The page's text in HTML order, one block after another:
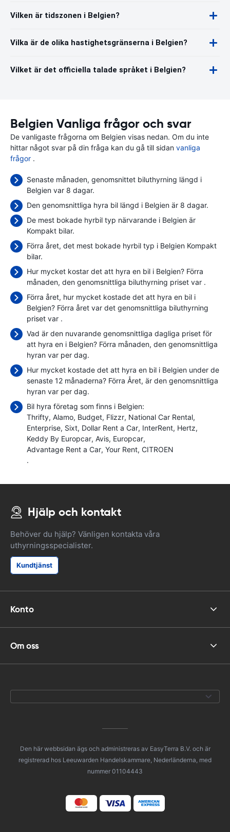
Vilken är tidszonen i Belgien?
Vilka är de olika hastighetsgränserna i Belgien?
Vilket är det officiella talade språket i Belgien?
Belgien Vanliga frågor och svar
De vanligaste frågorna om Belgien visas nedan. Om du inte
hittar något svar på din fråga kan du gå till sidan vanliga
frågor .
Senaste månaden, genomsnittet biluthyrning längd i
Belgien var 8 dagar.
Den genomsnittliga hyra bil längd i Belgien är 8 dagar.
De mest bokade hyrbil typ närvarande i Belgien är
Kompakt bilar.
Förra året, det mest bokade hyrbil typ i Belgien Kompakt
bilar.
Hur mycket kostar det att hyra en bil i Belgien? Förra
månaden, den genomsnittliga biluthyrning priset var .
Förra året, hur mycket kostade det att hyra en bil i
Belgien? Förra året var det genomsnittliga biluthyrning
priset var .
Vad är den nuvarande genomsnittliga dagliga priset för
att hyra en i Belgien? Förra månaden, den genomsnittliga
hyran var per dag.
Hur mycket kostade det att hyra en bil i Belgien under de
senaste 12 månaderna? Förra Året, är den genomsnittliga
hyran var per dag.
Bil hyra företag som finns i Belgien:
Thrifty Alamo Budget Flizzr National Car Rental
Enterprise Sixt Dollar Rent a Car InterRent Hertz
Keddy By Europcar Avis Europcar
Advantage Rent a Car Your Rent CITROEN
.
Hjälp och kontakt
Behöver du hjälp? Vänligen kontakta våra
uthyrningsspecialister.
Kundtjänst
Konto
Om oss
Den här webbsidan ägs och administreras av EasyTerra B.V. och är
registrerad hos Leeuwarden Handelskammare, Nederländerna, med
nummer 01104443